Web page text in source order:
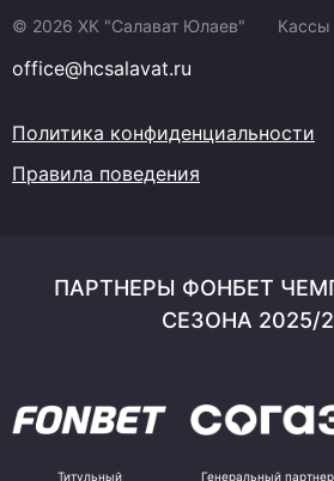
© 2026 ХК "Салават Юлаев" Кассы
office@hcsalavat.ru
Политика конфиденциальности
Правила поведения
ПАРТНЕРЫ ФОНБЕТ
СЕЗОНА 2025/
Титульный
Генеральный партнер